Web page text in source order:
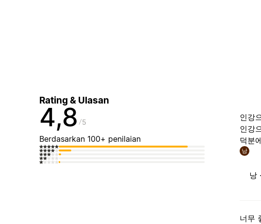
Rating & Ulasan
4,8 5
Berdasarkan 100+ penilaian
인강
인강
덕분
낭
낭 ·
너무